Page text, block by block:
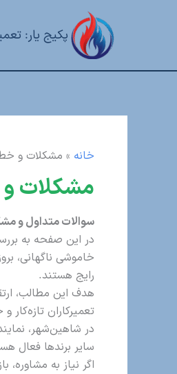
پکیج یار:
خانه » مشکلات و
مشکلات و
سوالات متداول و
در این صفحه به
خاموشی ناگهانی،
رایج هستند.
هدف این مطالب،
تعمیرکاران
در شاهین‌شهر،
سایر برندها فعال
اگر نیاز به مشاوره،